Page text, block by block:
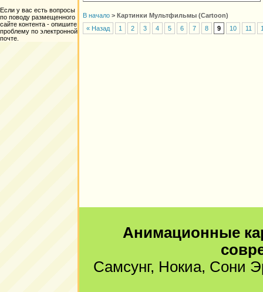
Если у вас есть вопросы
по поводу размещенного
сайте контента - опишите
проблему по электронной
почте.
В начало > Картинки Мультфильмы (Cartoon)
« Назад
1 2 3 4 5 6 7 8 9 10 11
Анимационные
Самсунг, Нокиа, Сони